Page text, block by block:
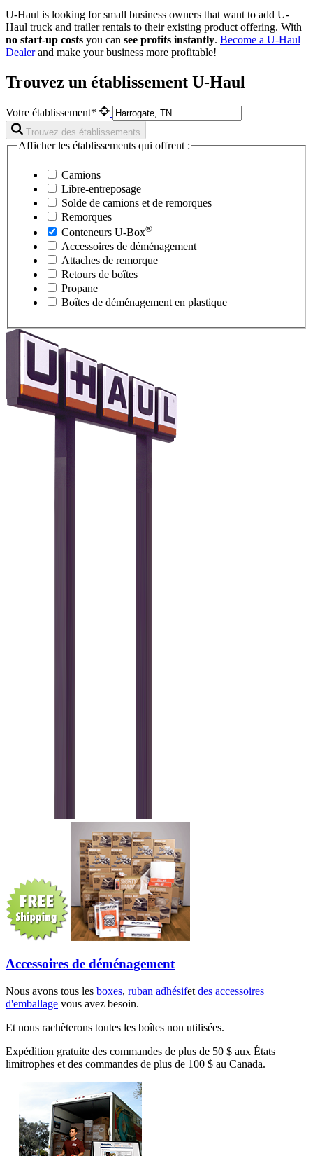
U-Haul is looking for small business owners that want to add U-
Haul truck and trailer rentals to their existing product offering. With
no start-up costs you can see profits instantly. Become a U-Haul
Dealerand make your business more profitable!
Trouvez un établissement U-Haul
Votre établissement*
Trouvez des établissements
Afficher les établissements qui offrent :
Camions
Libre-entreposage
Solde de camions et de remorques
Remorques
Conteneurs U-Box®
Accessoires de déménagement
Attaches de remorque
Retours de boîtes
Propane
Boîtes de déménagement en plastique
Accessoires de déménagement
Nous avons tous les boxes, ruban adhésifet des accessoires
d'emballage vous avez besoin.
Et nous rachèterons toutes les boîtes non utilisées.
Expédition gratuite des commandes de plus de 50 $ aux États
limitrophes et des commandes de plus de 100 $ au Canada.